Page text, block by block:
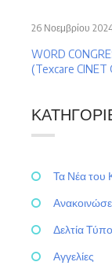
WORD
(Texcare CINET
26 Νοεμβρίου
Τα Νέα του
Δελτία
Αγγελίες